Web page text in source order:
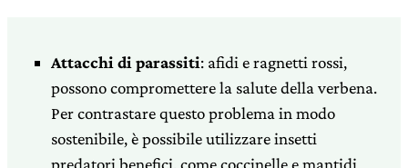
Attacchi di parassiti: afidi e ragnetti rossi,
possono compromettere la salute della verbena.
Per contrastare questo problema in modo
sostenibile, è possibile utilizzare insetti
predatori benefici, come coccinelle e mantidi